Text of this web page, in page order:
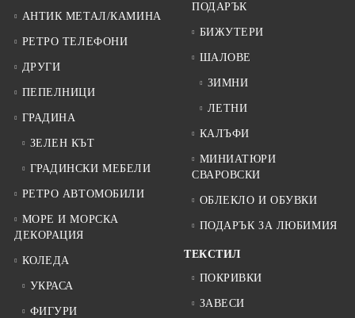
АНТИК МЕТАЛ/КАМИНА
РЕТРО ТЕЛЕФОНИ
ДРУГИ
ПЕПЕЛНИЦИ
ГРАДИНА
ЗЕЛЕН КЪТ
ГРАДИНСКИ МЕБЕЛИ
РЕТРО АВТОМОБИЛИ
МОРЕ И МОРСКА
ДЕКОРАЦИЯ
КОЛЕДА
УКРАСА
ФИГУРИ
ПОДАРЪК
БИЖУТЕРИ
ШАЛОВЕ
ЗИМНИ
ЛЕТНИ
КАЛЪФИ
МИНИАТЮРИ
СВАРОВСКИ
ОБЛЕКЛО И ОБУВКИ
ПОДАРЪК ЗА ЛЮБИМИЯ
ТЕКСТИЛ
ПОКРИВКИ
ЗАВЕСИ